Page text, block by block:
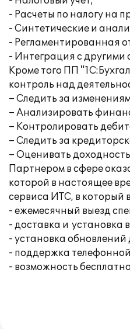
- Расчеты по налогу на
- Синтетические и
- Регламентированная
- Интеграция с другими
Кроме того ПП
контроль над
– Следить за
– Анализировать
– Контролировать
– Следить за
– Оценивать
Партнером в сфере
которой в настоящее
сервиса ИТС, в который
- ежемесячный выезд
- доставка и установка
- установка
- поддержка
- возможность